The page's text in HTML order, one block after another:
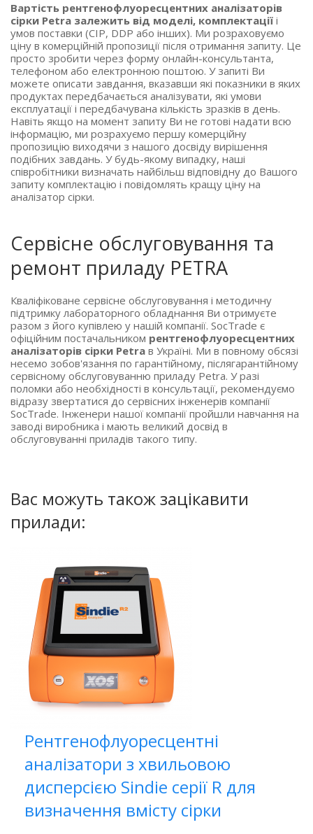
Вартість рентгенофлуоресцентних аналізаторів
сірки Petra залежить від моделі, комплектації і
умов поставки (CIP, DDP або інших). Ми розраховуємо
ціну в комерційній пропозиції після отримання запиту. Це
просто зробити через форму онлайн-консультанта,
телефоном або електронною поштою. У запиті Ви
можете описати завдання, вказавши які показники в яких
продуктах передбачається аналізувати, які умови
експлуатації і передбачувана кількість зразків в день.
Навіть якщо на момент запиту Ви не готові надати всю
інформацію, ми розрахуємо першу комерційну
пропозицію виходячи з нашого досвіду вирішення
подібних завдань. У будь-якому випадку, наші
співробітники визначать найбільш відповідну до Вашого
запиту комплектацію і повідомлять кращу ціну на
аналізатор сірки.
Сервісне обслуговування та
ремонт приладу PETRA
Кваліфіковане сервісне обслуговування і методичну
підтримку лабораторного обладнання Ви отримуєте
разом з його купівлею у нашій компанії. SocTrade є
офіційним постачальником рентгенофлуоресцентних
аналізаторів сірки Petra в Україні. Ми в повному обсязі
несемо зобов'язання по гарантійному, післягарантійному
сервісному обслуговуванню приладу Petra. У разі
поломки або необхідності в консультації, рекомендуємо
відразу звертатися до сервісних інженерів компанії
SocTrade. Інженери нашої компанії пройшли навчання на
заводі виробника і мають великий досвід в
обслуговуванні приладів такого типу.
Вас можуть також зацікавити
прилади:
Рентгенофлуоресцентні
аналізатори з хвильовою
дисперсією Sindie серії R для
визначення вмісту сірки